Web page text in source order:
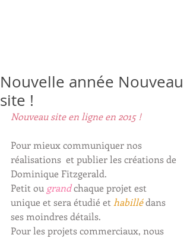
Nouvelle année Nouveau
site !
Nouveau site en ligne en 2015 !
Pour mieux communiquer nos
réalisations  et publier les créations de
Dominique Fitzgerald.
Petit ou grand chaque projet est
unique et sera étudié et habillédans
ses moindres détails.
Pour les projets commerciaux, nous